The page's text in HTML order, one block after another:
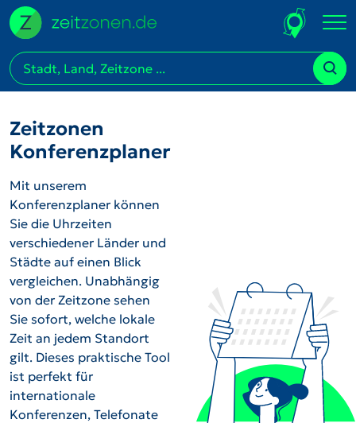
Zeitzonen
Konferenzplaner
Mit unserem
Konferenzplaner können
Sie die Uhrzeiten
verschiedener Länder und
Städte auf einen Blick
vergleichen. Unabhängig
von der Zeitzone sehen
Sie sofort, welche lokale
Zeit an jedem Standort
gilt. Dieses praktische Tool
ist perfekt für
internationale
Konferenzen, Telefonate